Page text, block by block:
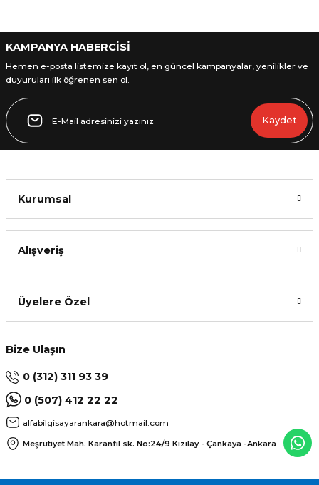
Gönder
KAMPANYA HABERCİSİ
Hemen e-posta listemize kayıt ol, en güncel kampanyalar, yenilikler ve
duyuruları ilk öğrenen sen ol.
Kaydet
Kurumsal
Alışveriş
Üyelere Özel
Bize Ulaşın
0 (312) 311 93 39
0 (507) 412 22 22
alfabilgisayarankara@hotmail.com
Meşrutiyet Mah. Karanfil sk. No:24/9 Kızılay - Çankaya -Ankara